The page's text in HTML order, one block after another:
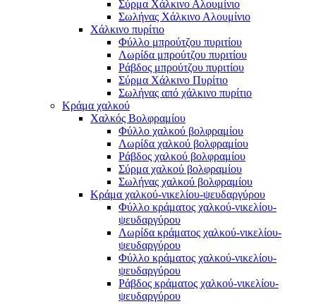
Σύρμα Χάλκινο Αλουμίνιο
Σωλήνας Χάλκινο Αλουμίνιο
Χάλκινο πυρίτιο
Φύλλο μπρούτζου πυριτίου
Λωρίδα μπρούτζου πυριτίου
Ράβδος μπρούτζου πυριτίου
Σύρμα Χάλκινο Πυρίτιο
Σωλήνας από χάλκινο πυρίτιο
Κράμα χαλκού
Χαλκός Βολφραμίου
Φύλλο χαλκού βολφραμίου
Λωρίδα χαλκού βολφραμίου
Ράβδος χαλκού βολφραμίου
Σύρμα χαλκού βολφραμίου
Σωλήνας χαλκού βολφραμίου
Κράμα χαλκού-νικελίου-ψευδαργύρου
Φύλλο κράματος χαλκού-νικελίου-
ψευδαργύρου
Λωρίδα κράματος χαλκού-νικελίου-
ψευδαργύρου
Φύλλο κράματος χαλκού-νικελίου-
ψευδαργύρου
Ράβδος κράματος χαλκού-νικελίου-
ψευδαργύρου